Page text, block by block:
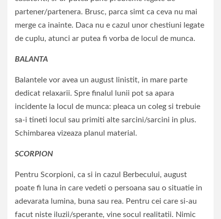
partener/partenera. Brusc, parca simt ca ceva nu mai
merge ca inainte. Daca nu e cazul unor chestiuni legate
de cuplu, atunci ar putea fi vorba de locul de munca.
BALANTA
Balantele vor avea un august linistit, in mare parte
dedicat relaxarii. Spre finalul lunii pot sa apara
incidente la locul de munca: pleaca un coleg si trebuie
sa-i tineti locul sau primiti alte sarcini/sarcini in plus.
Schimbarea vizeaza planul material.
SCORPION
Pentru Scorpioni, ca si in cazul Berbecului, august
poate fi luna in care vedeti o persoana sau o situatie in
adevarata lumina, buna sau rea. Pentru cei care si-au
facut niste iluzii/sperante, vine socul realitatii. Nimic